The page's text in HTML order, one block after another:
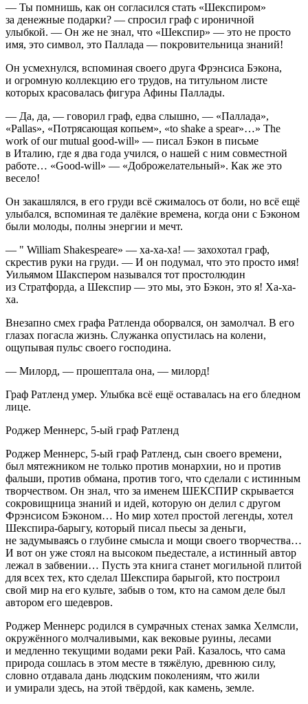
— Ты помнишь, как он согласился стать «Шекспиром»
за денежные подарки? — спросил граф с ироничной
улыбкой. — Он же не знал, что «Шекспир» — это не просто
имя, это символ, это Паллада — покровительница знаний!
Он усмехнулся, вспоминая своего друга Фрэнсиса Бэкона,
и огромную коллекцию его трудов, на титульном листе
которых красовалась фигура Афины Паллады.
— Да, да, — говорил граф, едва слышно, — «Паллада»,
«Pallas», «Потрясающая копьем», «to shake a spear»…» The
work of our mutual good-will» — писал Бэкон в письме
в Италию, где я два года учился, о нашей с ним совместной
работе… «Good-will» — «Доброжелательный». Как же это
весело!
Он закашлялся, в его груди всё сжималось от боли, но всё ещё
улыбался, вспоминая те далёкие времена, когда они с Бэконом
были молоды, полны энергии и мечт.
— " William Shakespeare» — ха-ха-ха! — захохотал граф,
скрестив руки на груди. — И он подумал, что это просто имя!
Уильямом Шакспером назывался тот простолюдин
из Стратфорда, а Шекспир — это мы, это Бэкон, это я! Ха-ха-
ха.
Внезапно смех графа Ратленда оборвался, он замолчал. В его
глазах погасла жизнь. Служанка опустилась на колени,
ощупывая пульс своего господина.
— Милорд, — прошептала она, — милорд!
Граф Ратленд умер. Улыбка всё ещё оставалась на его бледном
лице.
Роджер Меннерс, 5-ый граф Ратленд
Роджер Меннерс, 5-ый граф Ратленд, сын своего времени,
был мятежником не только против монархии, но и против
фальши, против обмана, против того, что сделали с истинным
творчеством. Он знал, что за именем ШЕКСПИР скрывается
сокровищница знаний и идей, которую он делил с другом
Фрэнсисом Бэконом… Но мир хотел простой легенды, хотел
Шекспира-барыгу, который писал пьесы за деньги,
не задумываясь о глубине смысла и мощи своего творчества…
И вот он уже стоял на высоком пьедестале, а истинный автор
лежал в забвении… Пусть эта книга станет могильной плитой
для всех тех, кто сделал Шекспира барыгой, кто построил
свой мир на его культе, забыв о том, кто на самом деле был
автором его шедевров.
Роджер Меннерс родился в сумрачных стенах замка Хелмсли,
окружённого молчаливыми, как вековые руины, лесами
и медленно текущими водами реки Рай. Казалось, что сама
природа сошлась в этом месте в тяжёлую, древнюю силу,
словно отдавала дань людским поколениям, что жили
и умирали здесь, на этой твёрдой, как камень, земле.